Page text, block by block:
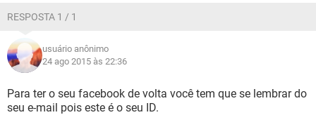
RESPOSTA 1 / 1
usuário anônimo
24 ago 2015 às 22:36
Para ter o seu facebook de volta você tem que se lembrar do
seu e-mail pois este é o seu ID.